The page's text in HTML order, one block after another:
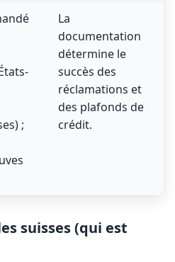
;
La
documentation
détermine le
succès des
réclamations et
des plafonds de
crédit.
suisses (qui est